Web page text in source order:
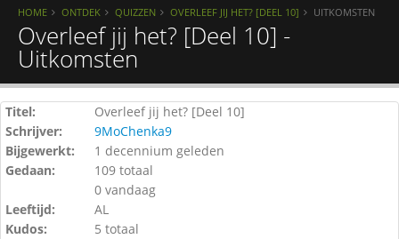
HOME ONTDEK QUIZZEN OVERLEEF JIJ HET? [DEEL 10] UITKOMSTEN
Overleef jij het? [Deel 10] -
Uitkomsten
Titel:
Overleef jij het? [Deel 10]
Schrijver:
9MoChenka9
Bijgewerkt:
1 decennium geleden
Gedaan:
109 totaal
0 vandaag
Leeftijd:
AL
Kudos:
5 totaal